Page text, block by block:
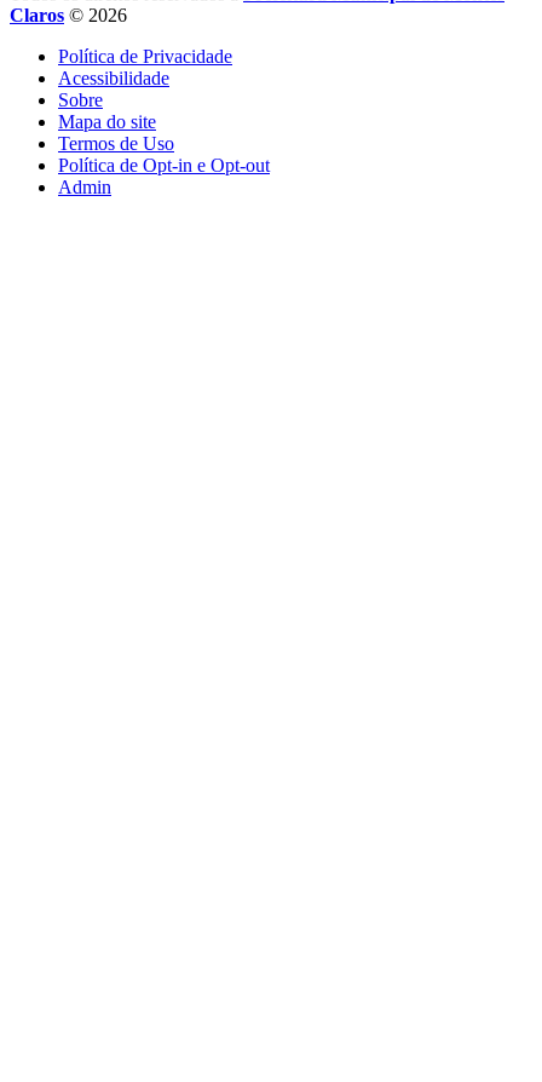
Claros © 2026
Política de Privacidade
Acessibilidade
Sobre
Mapa do site
Termos de Uso
Política de Opt-in e Opt-out
Admin